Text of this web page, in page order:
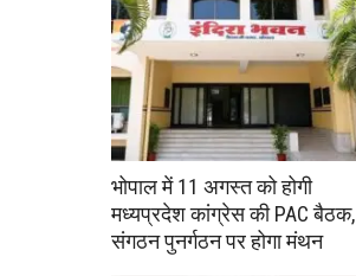
भोपाल में 11 अगस्त को होगी
मध्यप्रदेश कांग्रेस की PAC बैठक,
संगठन पुनर्गठन पर होगा मंथन